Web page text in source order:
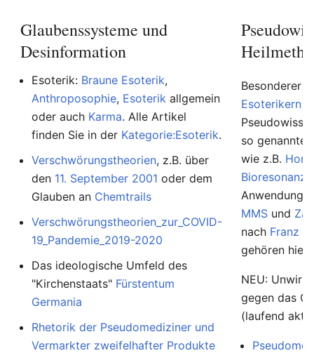
Glaubenssysteme und
Desinformation
Esoterik: Braune Esoterik,
Anthroposophie, Esoterik allgemein
oder auch Karma. Alle Artikel
finden Sie in der Kategorie:Esoterik.
Verschwörungstheorien, z.B. über
den 11. September 2001 oder dem
Glauben an Chemtrails
Verschwörungstheorien_zur_COVID-
19_Pandemie_2019-2020
Das ideologische Umfeld des
"Kirchenstaats" Fürstentum
Germania
Rhetorik der Pseudomediziner und
Vermarkter zweifelhafter Produkte
Besonderer
Esoterikern
so genannte
wie z.B.
Bioresonanz
MMS und
nach Franz
gehören
NEU:
gegen das
(laufend